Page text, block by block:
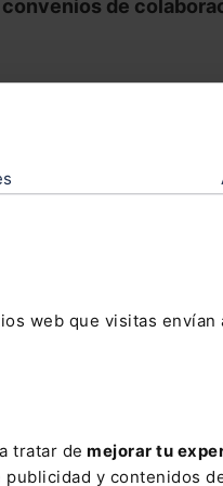
web que visitas envían
tratar de mejorar tu
y contenidos
de
bomberos forestales.